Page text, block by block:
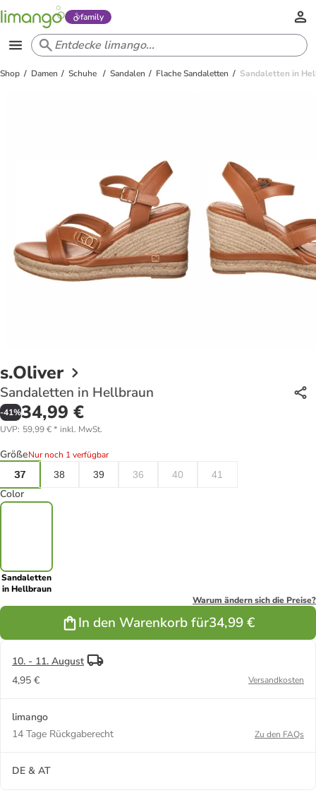
family
Shop Damen Schuhe Sandalen Flache Sandaletten Sandaletten in
s.Oliver
Sandaletten in Hellbraun
-41%34,99 €
UVP: 59,99 €* inkl. MwSt.
GrößeNur noch 1 verfügbar
37
38 39 36 40 41
Color
Sandaletten
in Hellbraun
Warum ändern sich die Preise?
In den Warenkorb für34,99 €
10. - 11. August
4,95 €
Versandkosten
limango
14 Tage Rückgaberecht
Zu den FAQs
DE & AT